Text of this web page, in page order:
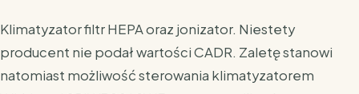
Klimatyzator filtr HEPA oraz jonizator. Niestety
producent nie podał wartości CADR. Zaletę stanowi
natomiast możliwość sterowania klimatyzatorem